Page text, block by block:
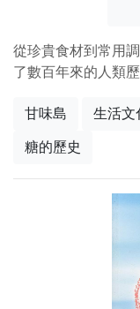
從珍貴食材到常用
了數百年來的人類歷
甘味島 生活文
糖的歷史